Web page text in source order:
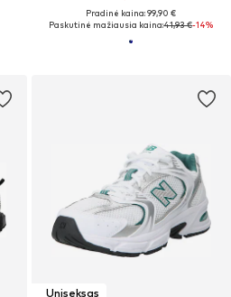
Pradinė kaina: 99,90 €
Paskutinė mažiausia kaina:41,93 €-14%
Uniseksas